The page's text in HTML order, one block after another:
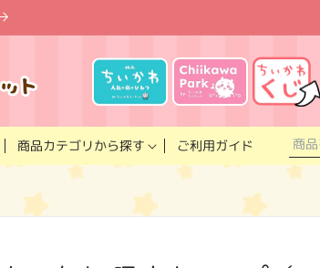
商品カテゴリから探す ご利用ガイド